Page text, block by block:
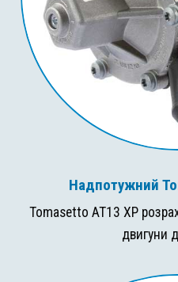
Надпотужний
Tomasetto AT13 XP
двигуни